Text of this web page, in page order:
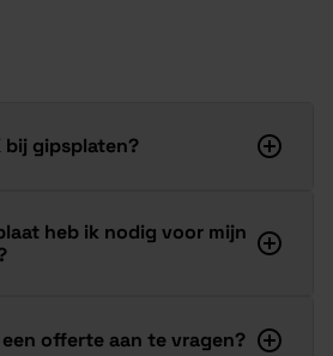
bij gipsplaten?
heb ik nodig voor mijn
offerte aan te vragen?